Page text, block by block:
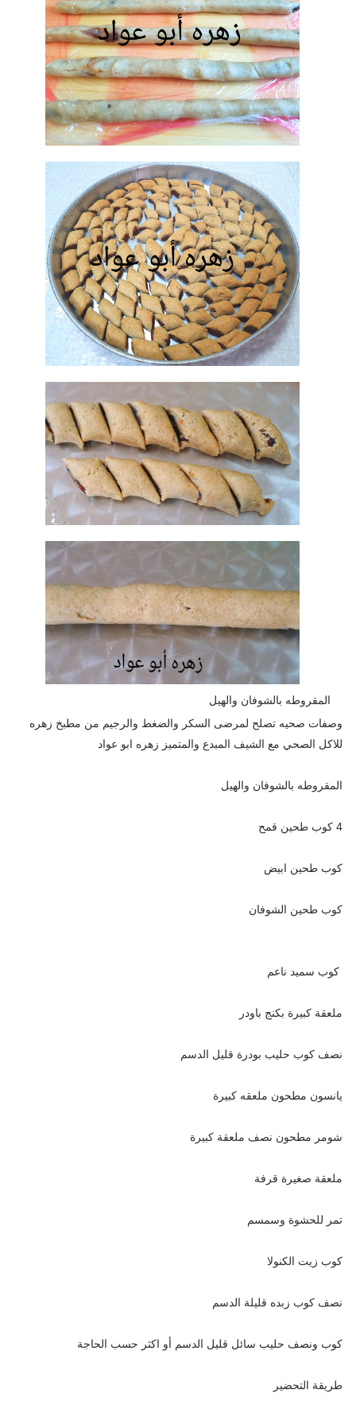
المقروطه بالشوفان والهيل
وصفات صحيه تصلح لمرضى السكر والضغط والرجيم من مطبخ زهره
للاكل الصحي مع الشيف المبدع والمتميز زهره ابو عواد
المقروطه بالشوفان والهيل
4 كوب طحين قمح
كوب طحين ابيض
كوب طحين الشوفان
كوب سميد ناعم
ملعقة كبيرة بكنج باودر
نصف كوب حليب بودرة قليل الدسم
يانسون مطحون ملعقه كبيرة
شومر مطحون نصف ملعقة كبيرة
ملعقة صغيرة قرفة
تمر للحشوة وسمسم
كوب زيت الكنولا
نصف كوب زبده قليلة الدسم
كوب ونصف حليب سائل قليل الدسم أو اكثر حسب الحاجة
طريقة التحضير